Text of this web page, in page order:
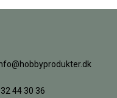
32 44 30 36